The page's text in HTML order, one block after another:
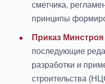
сметчика,
принципы
Приказ
последующие
разработки и
строительства